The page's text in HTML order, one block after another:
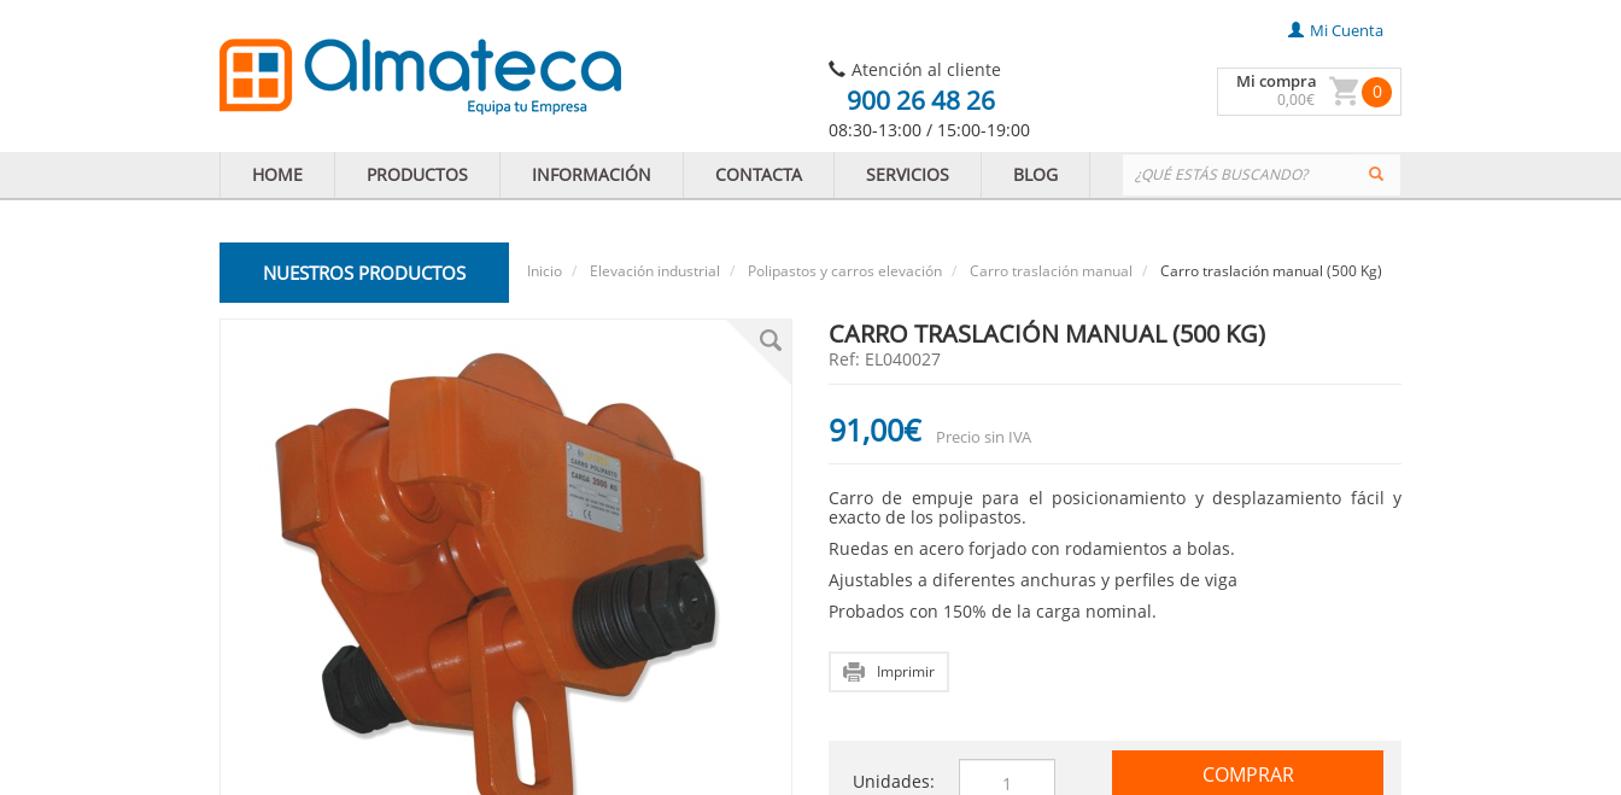
Atención al cliente
900 26 48 26
08:30-13:00 / 15:00-19:00
Mi Cuenta
Mi compra
0,00€ 0
HOME PRODUCTOS INFORMACIÓN CONTACTA SERVICIOS BLOG
NUESTROS PRODUCTOS Inicio Elevación industrial Polipastos y carros elevación Carro traslación manual Carro traslación manual (500 Kg)
CARRO TRASLACIÓN MANUAL (500 KG)
Ref: EL040027
91,00€ Precio sin IVA
Carro de empuje para el posicionamiento y desplazamiento fácil y
exacto de los polipastos.
Ruedas en acero forjado con rodamientos a bolas.
Ajustables a diferentes anchuras y perfiles de viga
Probados con 150% de la carga nominal.
Imprimir
Unidades: COMPRAR